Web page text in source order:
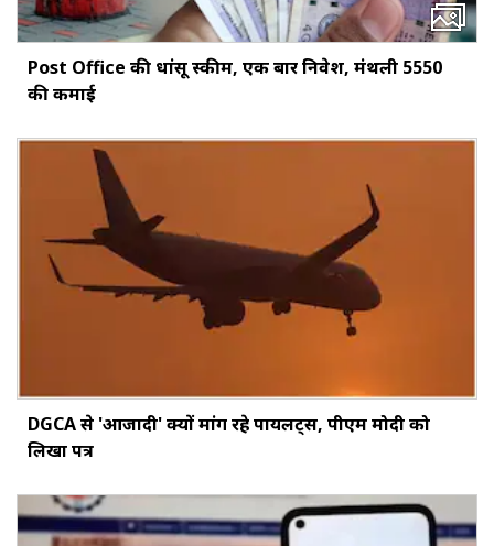
Post Office की धांसू स्कीम, एक बार निवेश, मंथली ₹5550
की कमाई
DGCA से 'आजादी' क्यों मांग रहे पायलट्स, पीएम मोदी को
लिखा पत्र